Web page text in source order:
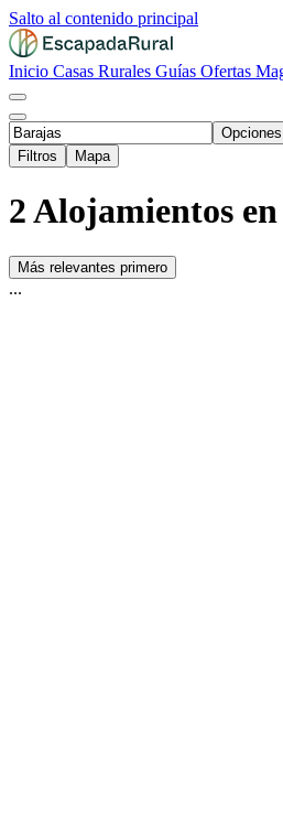
Salto al contenido principal
Inicio Casas Rurales Guías Ofertas
Filtros
Mapa
2 Alojamientos
Más relevantes primero
...